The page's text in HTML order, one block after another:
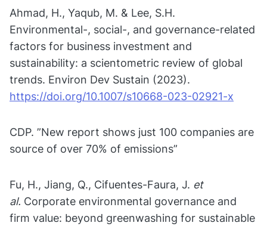
Ahmad, H., Yaqub, M. & Lee, S.H.
Environmental-, social-, and governance-related
factors for business investment and
sustainability: a scientometric review of global
trends. Environ Dev Sustain (2023).
https://doi.org/10.1007/s10668-023-02921-x
CDP. ”New report shows just 100 companies are
source of over 70% of emissions”
Fu, H., Jiang, Q., Cifuentes-Faura, J. et
al. Corporate environmental governance and
firm value: beyond greenwashing for sustainable